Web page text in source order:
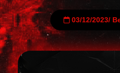
03/12/2023/